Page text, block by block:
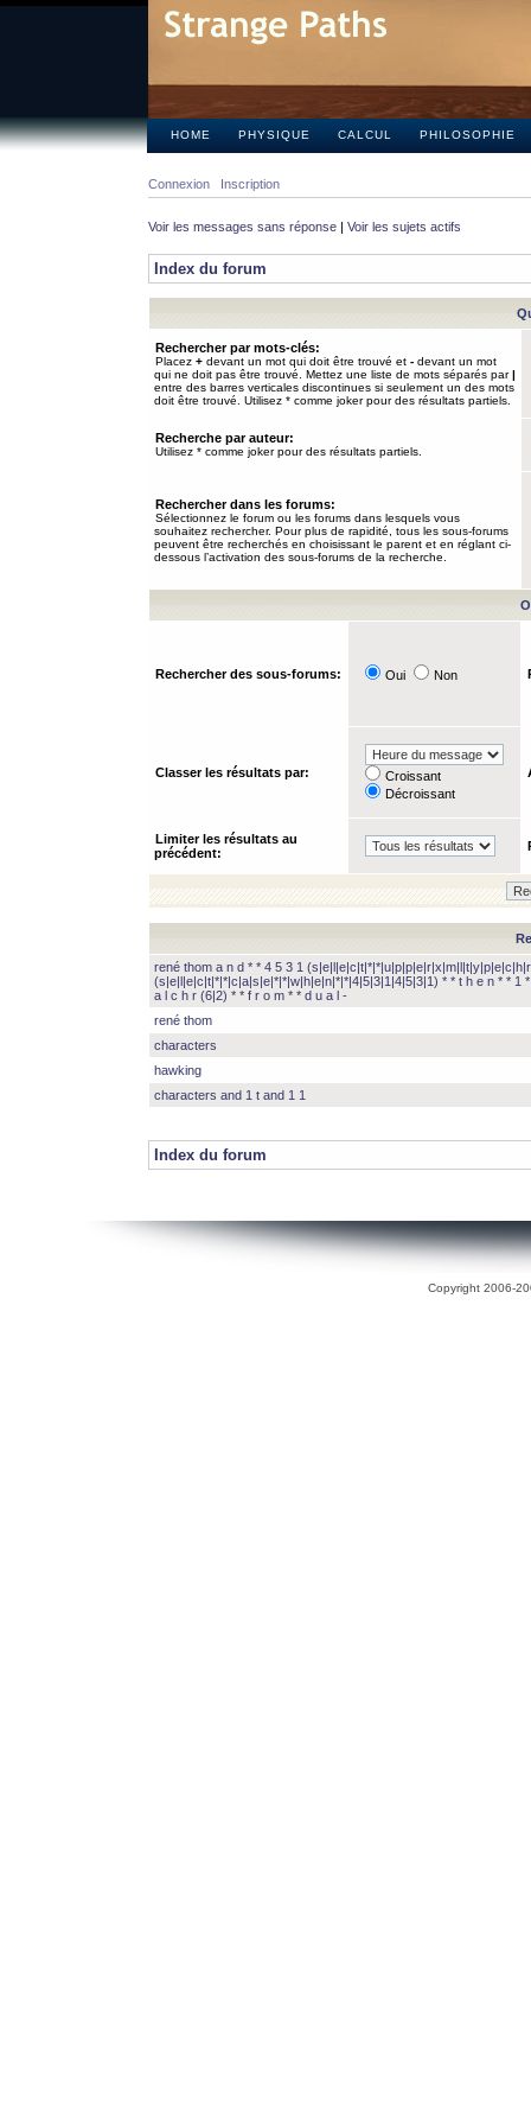
HOME PHYSIQUE CALCUL PHILOSOPHIE
Connexion Inscription
Voir les messages sans réponse | Voir les sujets actifs
Index du forum
Rechercher par mots-clés:
Placez + devant un mot qui doit être trouvé et - devant un mot
qui ne doit pas être trouvé. Mettez une liste de mots séparés par|
entre des barres verticales discontinues si seulement un des mots
doit être trouvé. Utilisez * comme joker pour des résultats partiels.
Recherche par auteur:
Utilisez * comme joker pour des résultats partiels.
Rechercher dans les forums:
Sélectionnez le forum ou les forums dans lesquels vous
souhaitez rechercher. Pour plus de rapidité, tous les sous-forums
peuvent être recherchés en choisissant le parent et en réglant ci-
dessous l’activation des sous-forums de la recherche.
Rechercher des sous-forums: Oui Non
Classer les résultats par:
Croissant
Décroissant
Limiter les résultats au
précédent:
rené thom a n d * * 4 5 3 1
(s|e|l|e|c|t|*|*|c|a|s|e|*|*|w|h|e|n|*|*|4|5|3|1|4|5|3|1) * * t h e n * * 1
a l c h r (6|2) * * f r o m * * d u a l -
rené thom
characters
hawking
characters and 1 t and 1 1
Index du forum
Copyright 2006-